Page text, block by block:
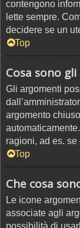
contengono
lette sempre.
decidere se un
Top
Cosa sono
Gli argomenti
argomento
ragioni, ad es.
Top
Che cosa
Le icone
associate agli
possibilità di